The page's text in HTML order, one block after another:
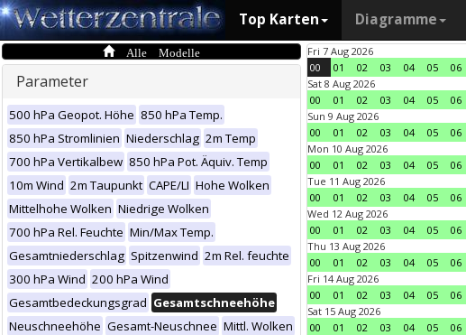
Top Karten Diagramme
Alle Modelle
Parameter
500 hPa Geopot. Höhe 850 hPa Temp.
850 hPa Stromlinien Niederschlag 2m Temp
700 hPa Vertikalbew 850 hPa Pot. Äquiv. Temp
10m Wind 2m Taupunkt CAPE/LI Hohe Wolken
Mittelhohe Wolken Niedrige Wolken
700 hPa Rel. Feuchte Min/Max Temp.
Gesamtniederschlag Spitzenwind 2m Rel. feuchte
300 hPa Wind 200 hPa Wind
Gesamtbedeckungsgrad Gesamtschneehöhe
Neuschneehöhe Gesamt-Neuschnee Mittl. Wolken
Fri 7 Aug 2026
00
01 02 03 04 05 06
Sat 8 Aug 2026
00
01 02 03 04 05 06
Sun 9 Aug 2026
00
01 02 03 04 05 06
Mon 10 Aug 2026
00
01 02 03 04 05 06
Tue 11 Aug 2026
00
01 02 03 04 05 06
Wed 12 Aug 2026
00
01 02 03 04 05 06
Thu 13 Aug 2026
00
01 02 03 04 05 06
Fri 14 Aug 2026
00
01 02 03 04 05 06
Sat 15 Aug 2026
00
01 02 03 04 05 06